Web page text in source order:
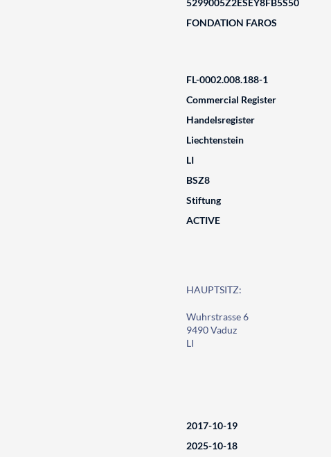
5299005Z2ESEY8FB5S50
FONDATION FAROS
FL-0002.008.188-1
Commercial Register
Handelsregister
Liechtenstein
LI
BSZ8
Stiftung
ACTIVE
HAUPTSITZ:
Wuhrstrasse 6
9490 Vaduz
LI
2017-10-19
2025-10-18